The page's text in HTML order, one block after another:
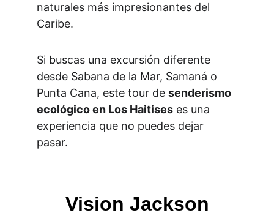
naturales más impresionantes del
Caribe.
Si buscas una excursión diferente
desde Sabana de la Mar, Samaná o
Punta Cana, este tour de senderismo
ecológico en Los Haitises es una
experiencia que no puedes dejar
pasar.
Vision Jackson